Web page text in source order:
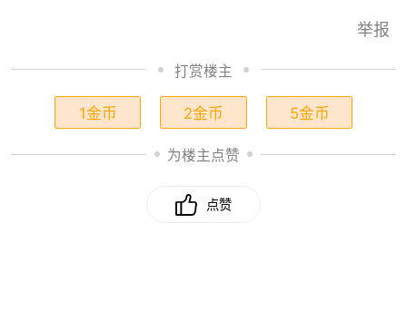
举报
打赏楼主
1金币 2金币 5金币
为楼主点赞
点赞